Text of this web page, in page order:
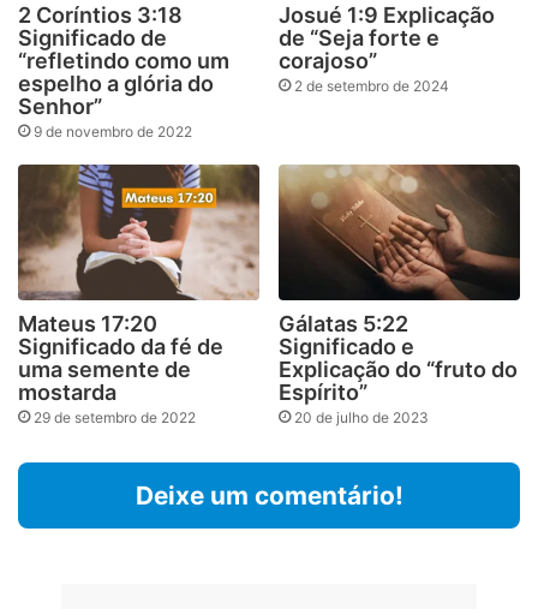
2 Coríntios 3:18
Significado de
“refletindo como um
espelho a glória do
Senhor”
9 de novembro de 2022
Josué 1:9 Explicação
de “Seja forte e
corajoso”
2 de setembro de 2024
Mateus 17:20
Significado da fé de
uma semente de
mostarda
29 de setembro de 2022
Gálatas 5:22
Significado e
Explicação do “fruto do
Espírito”
20 de julho de 2023
Deixe um comentário!